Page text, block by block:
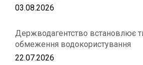
03.08.2026
Держводагентство встановлює
обмеження водокористування
22.07.2026